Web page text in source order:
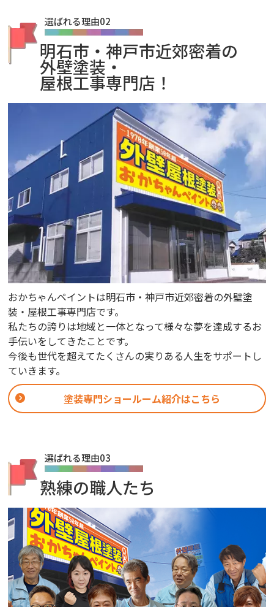
明石市・神戸市近郊密着の
外壁塗装・
屋根工事専門店！
選ばれる理由02
おかちゃんペイントは明石市・神戸市近郊密着の外壁塗
装・屋根工事専門店です。
私たちの誇りは地域と一体となって様々な夢を達成するお
手伝いをしてきたことです。
今後も世代を超えてたくさんの実りある人生をサポートし
ていきます。
塗装専門ショールーム紹介はこちら
熟練の職人たち
選ばれる理由03